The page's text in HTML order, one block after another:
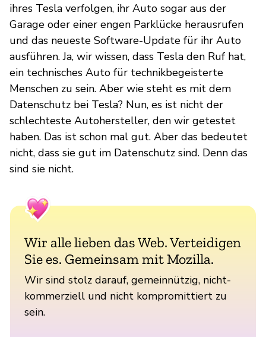
ihres Tesla verfolgen, ihr Auto sogar aus der
Garage oder einer engen Parklücke herausrufen
und das neueste Software-Update für ihr Auto
ausführen. Ja, wir wissen, dass Tesla den Ruf hat,
ein technisches Auto für technikbegeisterte
Menschen zu sein. Aber wie steht es mit dem
Datenschutz bei Tesla? Nun, es ist nicht der
schlechteste Autohersteller, den wir getestet
haben. Das ist schon mal gut. Aber das bedeutet
nicht, dass sie gut im Datenschutz sind. Denn das
sind sie nicht.
Wir alle lieben das Web. Verteidigen
Sie es. Gemeinsam mit Mozilla.
Wir sind stolz darauf, gemeinnützig, nicht-
kommerziell und nicht kompromittiert zu
sein.